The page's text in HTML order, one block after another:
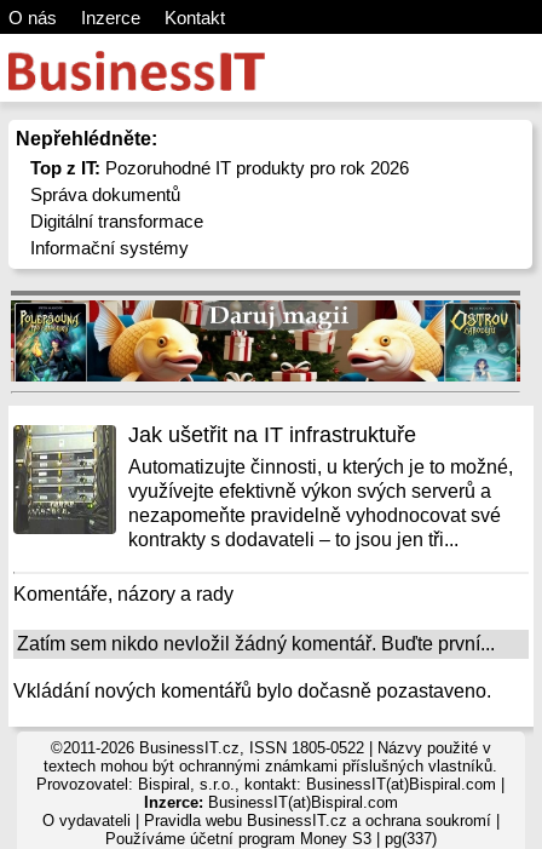
O nás Inzerce Kontakt
Nepřehlédněte:
Top z IT: Pozoruhodné IT produkty pro rok 2026
Správa dokumentů
Digitální transformace
Informační systémy
Jak ušetřit na IT infrastruktuře
Automatizujte činnosti, u kterých je to možné,
využívejte efektivně výkon svých serverů a
nezapomeňte pravidelně vyhodnocovat své
kontrakty s dodavateli – to jsou jen tři...
Komentáře, názory a rady
Zatím sem nikdo nevložil žádný komentář. Buďte první...
Vkládání nových komentářů bylo dočasně pozastaveno.
©2011-2026 BusinessIT.cz, ISSN 1805-0522 | Názvy použité v
textech mohou být ochrannými známkami příslušných vlastníků.
Provozovatel: Bispiral, s.r.o., kontakt: BusinessIT(at)Bispiral.com |
Inzerce: BusinessIT(at)Bispiral.com
O vydavateli
Pravidla webu BusinessIT.cz a ochrana soukromí|
Používáme účetní program Money S3| pg(337)